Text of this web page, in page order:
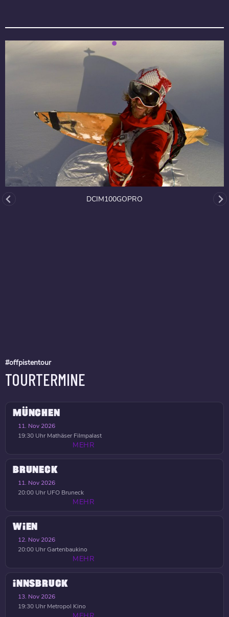
DCIM100GOPRO
#offpistentour
TOURTERMINE
MÜNCHEN
11. Nov 2026
19:30 Uhr Mathäser Filmpalast
MEHR
BRUNECK
11. Nov 2026
20:00 Uhr UFO Bruneck
MEHR
WIEN
12. Nov 2026
20:00 UhrGartenbaukino
MEHR
INNSBRUCK
13. Nov 2026
19:30 Uhr Metropol Kino